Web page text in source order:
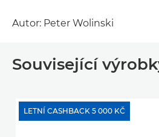
Autor: Peter Wolinski
Související
LETNÍ CASHBACK 5 000 KČ